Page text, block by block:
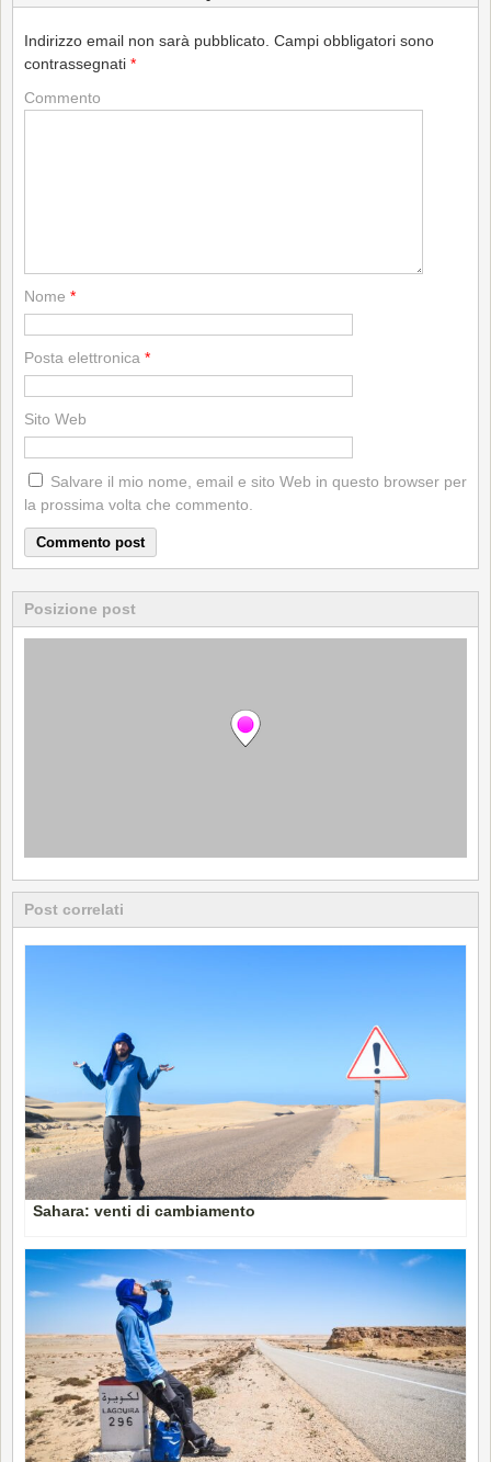
Indirizzo email non sarà pubblicato. Campi obbligatori sono
contrassegnati *
Commento
Nome *
Posta elettronica *
Sito Web
Salvare il mio nome, email e sito Web in questo browser per
la prossima volta che commento.
Posizione post
Post correlati
Sahara: venti di cambiamento